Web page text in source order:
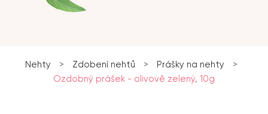
Nehty > Zdobení nehtů > Prášky na nehty
>
Ozdobný prášek - olivově zelený, 10g